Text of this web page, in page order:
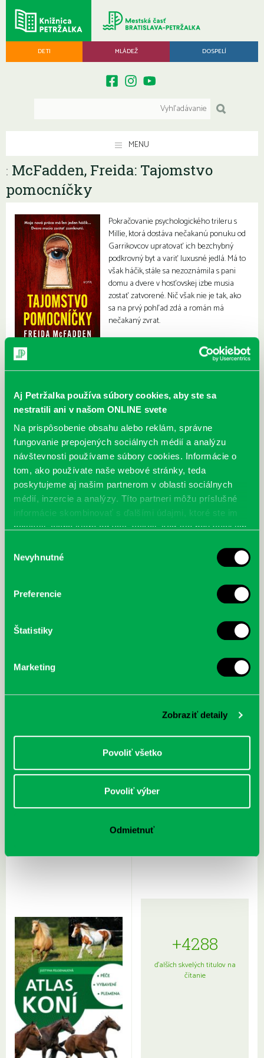
Aj Petržalka používa súbory cookies, aby ste sa
nestratili ani v našom ONLINE svete
Na prispôsobenie obsahu alebo reklám, správne
fungovanie prepojených sociálnych médií a analýzu
návštevnosti používame súbory cookies. Informácie o
tom, ako používate naše webové stránky, teda
poskytujeme aj našim partnerom v oblasti sociálnych
médií, inzercie a analýzy. Títo partneri môžu príslušné
informácie skombinovať s ďalšími údajmi, ktoré ste im
poskytli, alebo ktoré od vás získali, keď ste používali ich
súhlasu
Nevyhnutné
Preferencie
Štatistiky
Marketing
Zobraziť detaily
Povoliť všetko
Povoliť výber
Odmietnuť
DETI MLÁDEŽ DOSPELÍ
MENU
: McFadden, Freida: Tajomstvo
pomocníčky
Pokračovanie psychologického trileru s
Millie, ktorá dostáva nečakanú ponuku od
Garrikovcov upratovať ich bezchybný
podkrovný byt a variť luxusné jedlá. Má to
však háčik, stále sa nezoznámila s pani
domu a dvere v hosťovskej izbe musia
zostať zatvorené. Nič však nie je tak, ako
sa na prvý pohľad zdá a román má
nečakaný zvrat.
cyklistu modernej doby:
Rudź, Przemyslaw: Atlas hviezd:
Hardy, Paula: Japonsko na tanieri:
+4288
ďalších skvelých titulov na
čítanie